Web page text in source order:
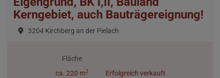
Kerngebiet, auch Bauträgereignung!
3204 Kirchberg an der Pielach
Fläche
ca. 220 m2 Erfolgreich verkauft